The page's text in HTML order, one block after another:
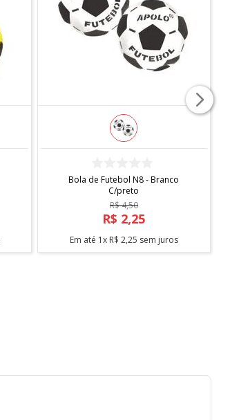
Bola de Futebol N8 - Branco
C/preto
R$4,50
R$ 2,25
Em até 1x R$ 2,25 sem juros